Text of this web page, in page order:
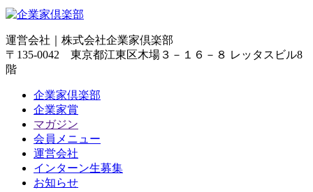
運営会社｜ 株式会社企業家倶楽部
〒135-0042 東京都江東区木場３－１６－８ レッタスビル8
階
企業家倶楽部
企業家賞
マガジン
会員メニュー
運営会社
インターン生募集
お知らせ